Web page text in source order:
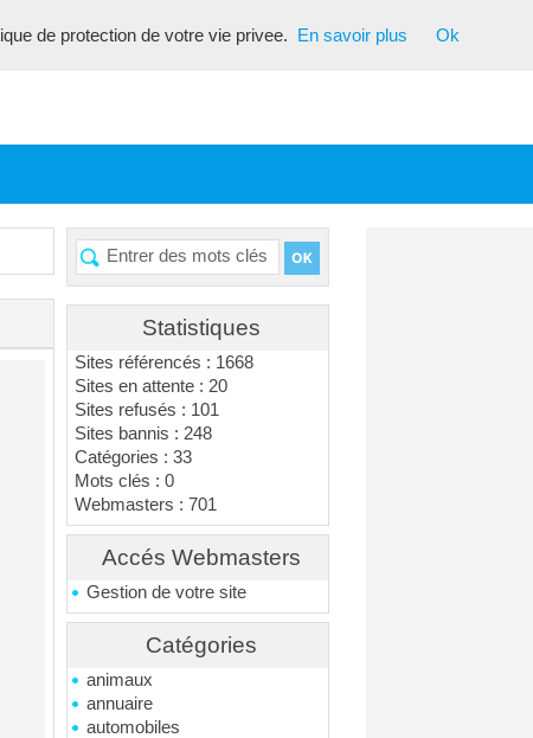
Statistiques
Sites référencés : 1668
Sites en attente : 20
Sites refusés : 101
Sites bannis : 248
Catégories : 33
Mots clés : 0
Webmasters : 701
Accés Webmasters
Gestion de votre site
Catégories
animaux
annuaire
automobiles
de protection de votre vie privee. En savoir plus Ok